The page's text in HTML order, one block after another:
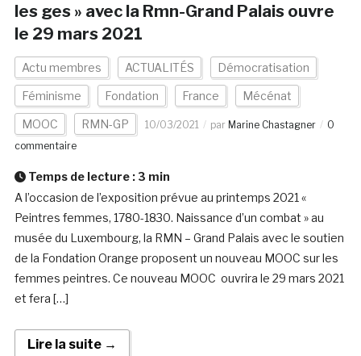
les ges » avec la Rmn-Grand Palais ouvre
le 29 mars 2021
Actu membres ACTUALITÉS Démocratisation
Féminisme Fondation France Mécénat
MOOC RMN-GP 10/03/2021 par Marine Chastagner
0
commentaire
Temps de lecture : 3 min
A l’occasion de l’exposition prévue au printemps 2021 «
Peintres femmes, 1780-1830. Naissance d’un combat » au
musée du Luxembourg, la RMN – Grand Palais avec le soutien
de la Fondation Orange proposent un nouveau MOOC sur les
femmes peintres. Ce nouveau MOOC ouvrira le 29 mars 2021
et fera […]
Lire la suite →